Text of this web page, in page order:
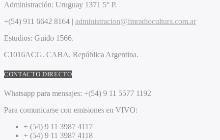
Administración: Uruguay 1371 5° P.
+(54) 911 6642 8164 | administracion@fmradiocultura.com.ar
Estudios: Guido 1566.
C1016ACG. CABA. República Argentina.
CONTACTO DIRECTO
Whatsapp para mensajes: +(54) 9 11 5577 1192
Para comunicarse con emisiones en VIVO:
+ (54) 9 11 3987 4117
+ (54) 9 11 3987 4118